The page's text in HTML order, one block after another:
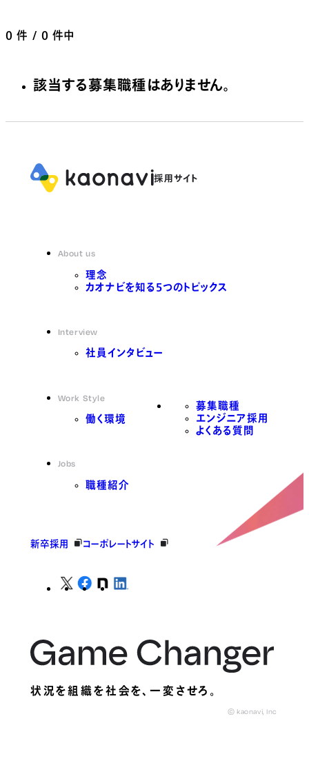
0 件 / 0 件中
該当する募集職種はありません。
About us
理念
カオナビを知る5つのトピックス
Interview
社員インタビュー
Work Style
働く環境
Jobs
職種紹介
募集職種
エンジニア採用
よくある質問
新卒採用 コーポレートサイト
状況を組織を社会を、一変させろ。
© kaonavi, Inc